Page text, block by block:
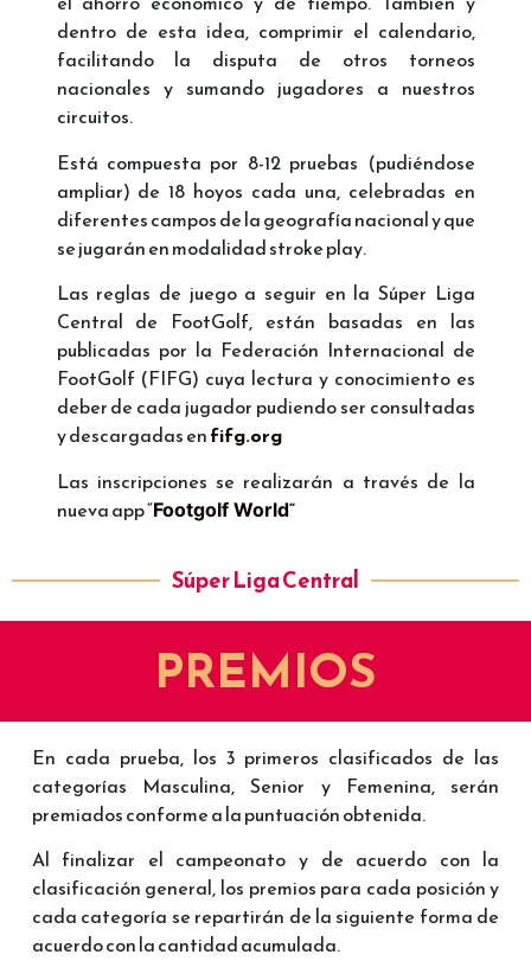
dentro de esta idea, comprimir el calendario,
facilitando la disputa de otros torneos
nacionales y sumando jugadores a nuestros
circuitos.
Está compuesta por 8-12 pruebas (pudiéndose
ampliar) de 18 hoyos cada una, celebradas en
diferentes campos de la geografía nacional y que
se jugarán en modalidad stroke play.
Las reglas de juego a seguir en la Súper Liga
Central de FootGolf, están basadas en las
publicadas por la Federación Internacional de
FootGolf (FIFG) cuya lectura y conocimiento es
deber de cada jugador pudiendo ser consultadas
y descargadas enfifg.org
Las inscripciones se realizarán a través de la
nueva app “Footgolf World“
Súper Liga Central
PREMIOS
En cada prueba, los 3 primeros clasificados de las
categorías Masculina, Senior y Femenina, serán
premiados conforme a la puntuación obtenida.
Al finalizar el campeonato y de acuerdo con la
clasificación general, los premios para cada posición y
cada categoría se repartirán de la siguiente forma de
acuerdo con la cantidad acumulada.